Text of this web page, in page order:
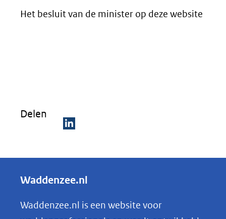
Het besluit van de minister op deze website
Delen
e
e
n
Waddenzee.nl
Waddenzee.nl is een website voor